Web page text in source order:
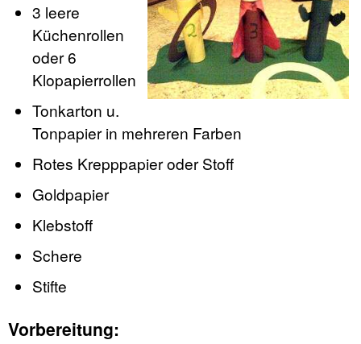
3 leere
Küchenrollen
oder 6
Klopapierrollen
Tonkarton u.
Tonpapier in mehreren Farben
Rotes Krepppapier oder Stoff
Goldpapier
Klebstoff
Schere
Stifte
Vorbereitung: